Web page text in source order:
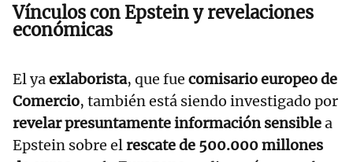
Vínculos con Epstein y revelaciones
económicas
El yaexlaborista, que fue comisario europeo de
Comercio, también está siendo investigado por
revelar presuntamente información sensiblea
Epstein sobre elrescate de 500.000 millones